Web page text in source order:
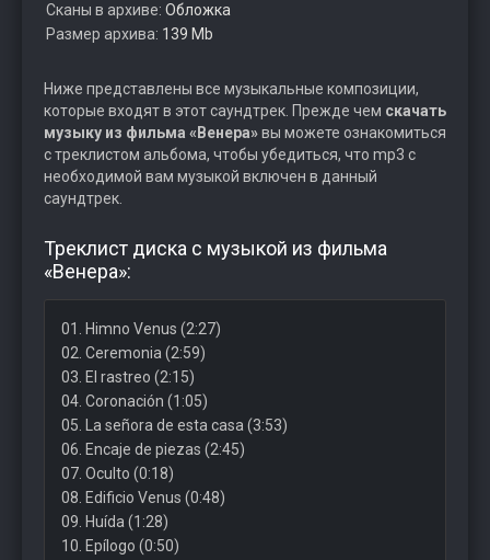
Сканы в архиве: Обложка
Размер архива: 139 Mb
Ниже представлены все музыкальные композиции,
которые входят в этот саундтрек. Прежде чем скачать
музыку из фильма «Венера»вы можете ознакомиться
с треклистом альбома, чтобы убедиться, что mp3 с
необходимой вам музыкой включен в данный
саундтрек.
Треклист диска с музыкой из фильма
«Венера»:
01. Himno Venus (2:27)
02. Ceremonia (2:59)
03. El rastreo (2:15)
04. Coronación (1:05)
05. La señora de esta casa (3:53)
06. Encaje de piezas (2:45)
07. Oculto (0:18)
08. Edificio Venus (0:48)
09. Huída (1:28)
10. Epílogo (0:50)